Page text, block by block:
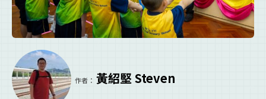
作者： 黃紹堅 Steven